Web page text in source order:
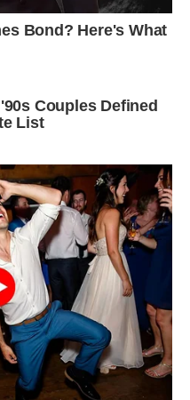
ніколи не буду
спілкуюся, дізнаюся як